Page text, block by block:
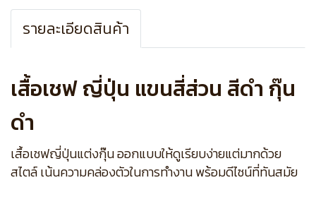
รายละเอียดสินค้า
เสื้อเชฟ ญี่ปุ่น แขนสี่ส่วน สีดำ กุ๊น
ดำ
เสื้อเชฟญี่ปุ่นแต่งกุ๊น ออกแบบให้ดูเรียบง่ายแต่มากด้วย
สไตล์ เน้นความคล่องตัวในการทำงาน พร้อมดีไซน์ที่ทันสมัย